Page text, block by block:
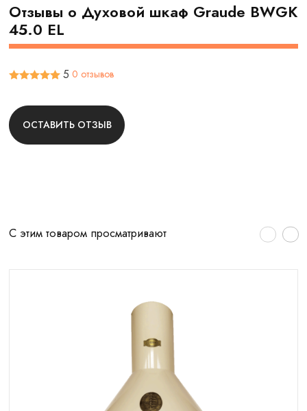
Отзывы о Духовой шкаф Graude BWGK
45.0 EL
5 0 отзывов
ОСТАВИТЬ ОТЗЫВ
С этим товаром просматривают